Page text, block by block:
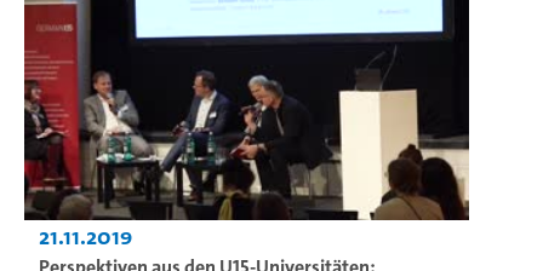
21.11.2019